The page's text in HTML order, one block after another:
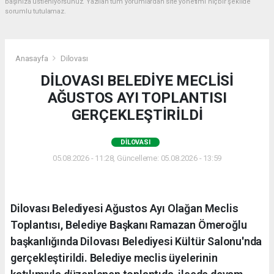
başınıza üstleniyorsunuz. Yazılan tüm yorumlardan site yönetimi hiçbir şekilde
sorumlu tutulamaz.
Anasayfa Dilovası
DİLOVASI BELEDİYE MECLİSİ
AĞUSTOS AYI TOPLANTISI
GERÇEKLEŞTİRİLDİ
DILOVASI
05.08.2026 - 11:28, Güncelleme: 05.08.2026 - 13:59
Dilovası Belediyesi Ağustos Ayı Olağan Meclis
Toplantısı, Belediye Başkanı Ramazan Ömeroğlu
başkanlığında Dilovası Belediyesi Kültür Salonu'nda
gerçekleştirildi. Belediye meclis üyelerinin